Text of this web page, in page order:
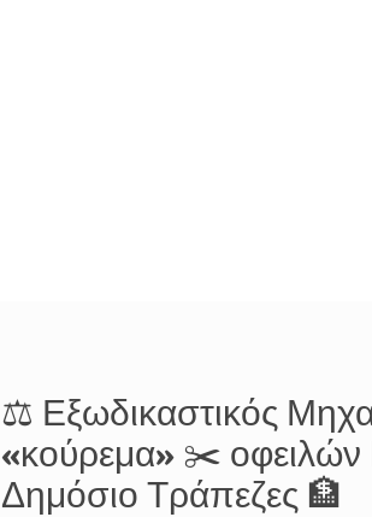
⚖️ Εξωδικαστικός
«κούρεμα» ✂️ οφειλών
Δημόσιο Τράπεζες 🏦